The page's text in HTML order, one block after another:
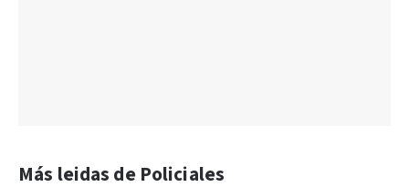
Más leidas de Policiales